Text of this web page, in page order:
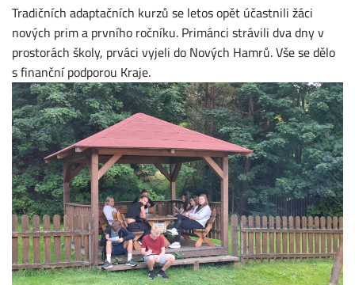
Tradičních adaptačních kurzů se letos opět účastnili žáci
nových prim a prvního ročníku. Primánci strávili dva dny v
prostorách školy, prváci vyjeli do Nových Hamrů. Vše se dělo
s finanční podporou Kraje.